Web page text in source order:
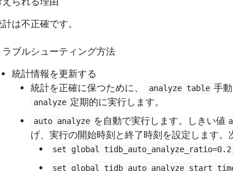
は不正確です。
ラブルシューティング方法
統計情報を更新する
統計を正確に保つために、
analyze table 手
analyze 定期的に実行します。
auto analyze を自動で実行します。しきい値
げ、実行の開始時刻と終了時刻を設定します。
set global
set global